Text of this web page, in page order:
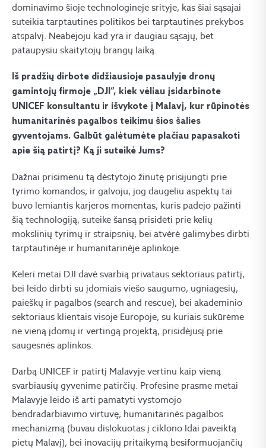
dominavimo šioje technologinėje srityje, kas šiai sąsajai
suteikia tarptautinės politikos bei tarptautinės prekybos
atspalvį. Neabejoju kad yra ir daugiau sąsajų, bet
pataupysiu skaitytojų brangų laiką.
Iš pradžių dirbote didžiausioje pasaulyje dronų
gamintojų firmoje „DJI“, kiek vėliau įsidarbinote
UNICEF konsultantu ir išvykote į Malavį, kur rūpinotės
humanitarinės pagalbos teikimu šios šalies
gyventojams. Galbūt galėtumėte plačiau papasakoti
apie šią patirtį? Ką ji suteikė Jums?
Dažnai prisimenu tą dėstytojo žinutę prisijungti prie
tyrimo komandos, ir galvoju, jog daugeliu aspektų tai
buvo lemiantis karjeros momentas, kuris padėjo pažinti
šią technologiją, suteikė šansą prisidėti prie kelių
mokslinių tyrimų ir straipsnių, bei atvėrė galimybes dirbti
tarptautinėje ir humanitarinėje aplinkoje.
Keleri metai DJI davė svarbią privataus sektoriaus patirtį,
bei leido dirbti su įdomiais viešo saugumo, ugniagesių,
paieškų ir pagalbos (search and rescue), bei akademinio
sektoriaus klientais visoje Europoje, su kuriais sukūrėme
ne vieną įdomų ir vertingą projektą, prisidėjusį prie
saugesnės aplinkos.
Darbą UNICEF ir patirtį Malavyje vertinu kaip vieną
svarbiausių gyvenime patirčių. Profesine prasme metai
Malavyje leido iš arti pamatyti vystomojo
bendradarbiavimo virtuvę, humanitarinės pagalbos
mechanizmą (buvau dislokuotas į ciklono Idai paveiktą
pietų Malavį), bei inovacijų pritaikymą besiformuojančių